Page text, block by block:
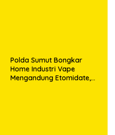
Polda Sumut Bongkar
Home Industri Vape
Mengandung Etomidate,